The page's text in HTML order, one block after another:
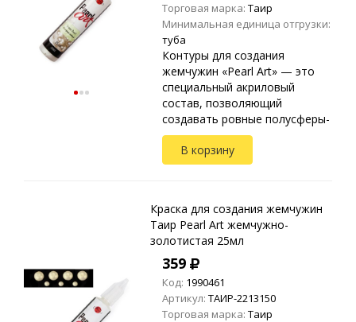
Торговая марка: Таир
Минимальная единица отгрузки:
туба
Контуры для создания
жемчужин «Pearl Art» — это
специальный акриловый
состав, позволяющий
создавать ровные полусферы-
жемчужины. Применяются на
любых видах текстиля, стекле,
дереве, бумаге, металле,
В корзину
Краска для создания жемчужин
Таир Pearl Art жемчужно-
золотистая 25мл
359
Код: 1990461
Артикул: ТАИР-2213150
Торговая марка: Таир